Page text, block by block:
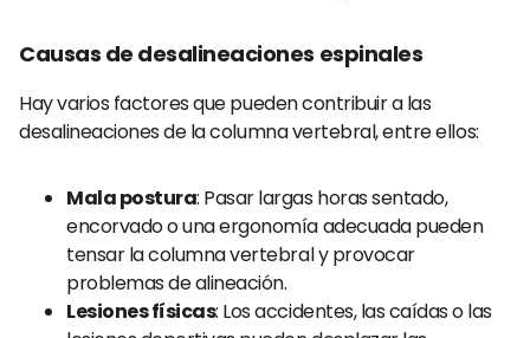
Causas de desalineaciones espinales
Hay varios factores que pueden contribuir a las
desalineaciones de la columna vertebral, entre ellos:
Mala postura: Pasar largas horas sentado,
encorvado o una ergonomía adecuada pueden
tensar la columna vertebral y provocar
problemas de alineación.
Lesiones físicas: Los accidentes, las caídas o las